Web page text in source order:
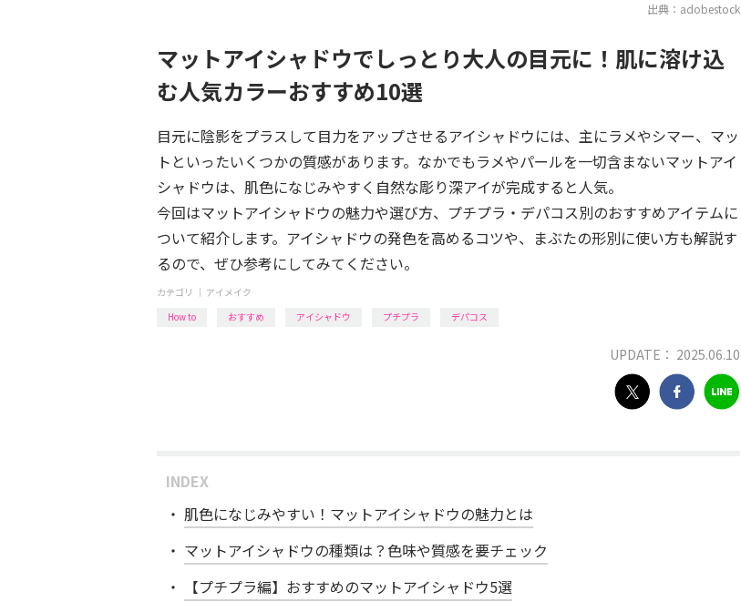
出典：adobestock
マットアイシャドウでしっとり大人の目元に！肌に溶け込
む人気カラーおすすめ10選
目元に陰影をプラスして目力をアップさせるアイシャドウには、主にラメやシマー、マッ
トといったいくつかの質感があります。なかでもラメやパールを一切含まないマットアイ
シャドウは、肌色になじみやすく自然な彫り深アイが完成すると人気。
今回はマットアイシャドウの魅力や選び方、プチプラ・デパコス別のおすすめアイテムに
ついて紹介します。アイシャドウの発色を高めるコツや、まぶたの形別に使い方も解説す
るので、ぜひ参考にしてみてください。
カテゴリ ｜ アイメイク
How to
おすすめ アイシャドウ プチプラ デパコス
UPDATE： 2025.06.10
INDEX
肌色になじみやすい！マットアイシャドウの魅力とは
マットアイシャドウの種類は？色味や質感を要チェック
【プチプラ編】おすすめのマットアイシャドウ5選